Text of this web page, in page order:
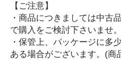
T-SELECT
〒213-0011
神奈川県川崎市高津区久本2-11-38
info@zakkat-select.com
【ご注意】
・商品につきましては中古
で購入をご検討下さいませ。
・保管上、パッケージに多
ある場合がございます。(商